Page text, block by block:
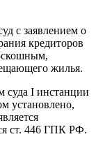
с заявлением о
кредиторов
жилья.
суда I инстанции
установлено,
ст. 446 ГПК РФ.